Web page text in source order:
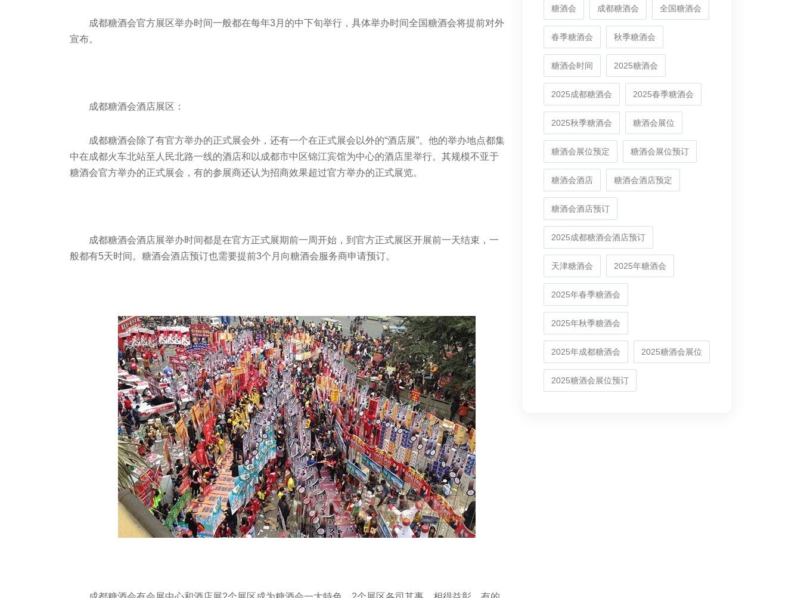
成都糖酒会官方展区举办时间一般都在每年3月的中下旬举行，具体举办时间全国糖酒会将提前对外
宣布。
成都糖酒会酒店展区：
成都糖酒会除了有官方举办的正式展会外，还有一个在正式展会以外的“酒店展”。他的举办地点都集
中在成都火车北站至人民北路一线的酒店和以成都市中区锦江宾馆为中心的酒店里举行。其规模不亚于
糖酒会官方举办的正式展会，有的参展商还认为招商效果超过官方举办的正式展览。
成都糖酒会酒店展举办时间都是在官方正式展期前一周开始，到官方正式展区开展前一天结束，一
般都有5天时间。糖酒会酒店预订也需要提前3个月向糖酒会服务商申请预订。
糖酒会 成都糖酒会 全国糖酒会
春季糖酒会 秋季糖酒会
糖酒会时间 2025糖酒会
2025成都糖酒会 2025春季糖酒会
2025秋季糖酒会 糖酒会展位
糖酒会展位预定 糖酒会展位预订
糖酒会酒店 糖酒会酒店预定
糖酒会酒店预订
2025成都糖酒会酒店预订
天津糖酒会 2025年糖酒会
2025年春季糖酒会
2025年秋季糖酒会
2025年成都糖酒会 2025糖酒会展位
2025糖酒会展位预订